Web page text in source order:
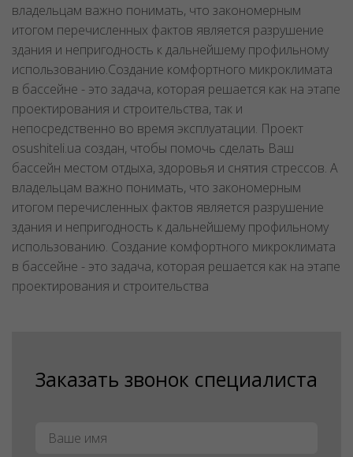
владельцам важно понимать, что закономерным
итогом перечисленных фактов является разрушение
здания и непригодность к дальнейшему профильному
использованию.Создание комфортного микроклимата
в бассейне - это задача, которая решается как на этапе
проектирования и строительства, так и
непосредственно во время эксплуатации. Проект
osushiteli.ua создан, чтобы помочь сделать Ваш
бассейн местом отдыха, здоровья и снятия стрессов. А
владельцам важно понимать, что закономерным
итогом перечисленных фактов является разрушение
здания и непригодность к дальнейшему профильному
использованию. Создание комфортного микроклимата
в бассейне - это задача, которая решается как на этапе
проектирования и строительства
Заказать звонок специалиста
Имя*